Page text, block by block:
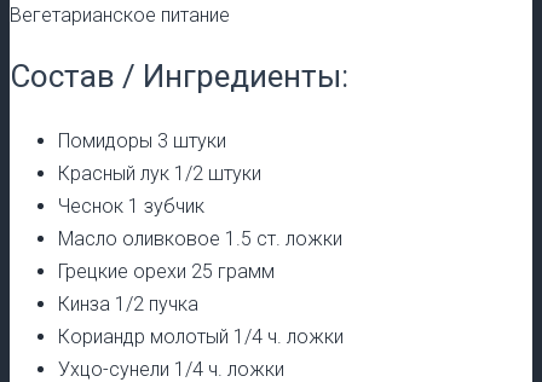
Вегетарианское питание
Состав / Ингредиенты:
Помидоры 3 штуки
Красный лук 1/2 штуки
Чеснок 1 зубчик
Масло оливковое 1.5 ст. ложки
Грецкие орехи 25 грамм
Кинза 1/2 пучка
Кориандр молотый 1/4 ч. ложки
Ухцо-сунели 1/4 ч. ложки